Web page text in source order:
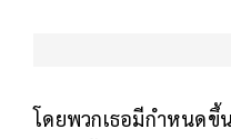
โดยพวกเธอมีกำหนดขึ้